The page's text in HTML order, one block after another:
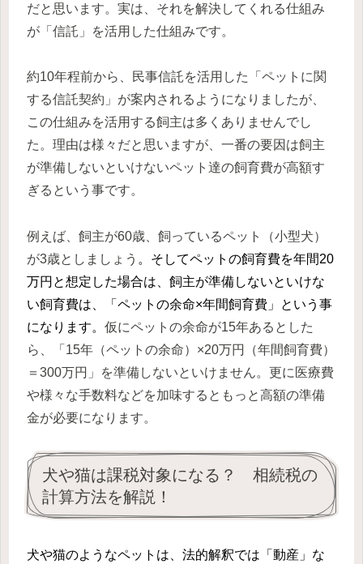
だと思います。実は、それを解決してくれる仕組み
が「信託」を活用した仕組みです。
約10年程前から、民事信託を活用した「ペットに関
する信託契約」が案内されるようになりましたが、
この仕組みを活用する飼主は多くありませんでし
た。理由は様々だと思いますが、一番の要因は飼主
が準備しないといけないペット達の飼育費が高額す
ぎる という事です。
例えば、飼主が60歳、飼っているペット（小型犬）
が3歳としましょう 。 そしてペットの飼育費を年間20
万円と想定した場合は、飼主が準備しないといけな
い飼育費は、「ペットの余命×年間飼育費」という事
になります。 仮にペットの余命が15年あるとした
ら、「15年（ペットの余命）×20万円（年間飼育費）
＝300万円」を準備しないといけません。更に医療費
や様々な手数料などを加味するともっと高額の準備
金が必要になります。
犬や猫は課税対象になる？ 相続税の
計算方法を解説！
犬や猫のようなペットは、法的解釈では「動産」な